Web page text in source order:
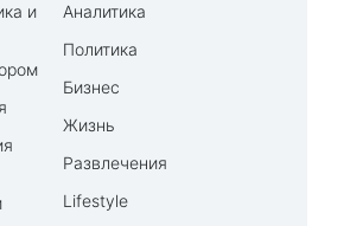
и
Аналитика
Политика
Бизнес
Жизнь
Развлечения
Lifestyle